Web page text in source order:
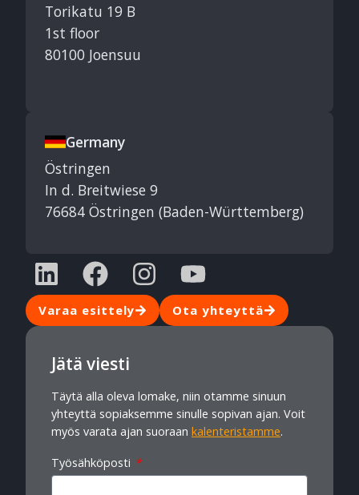
Torikatu 19 B
1st floor
80100 Joensuu
Germany
Östringen
In d. Breitwiese 9
76684 Östringen (Baden-Württemberg)
Varaa esittely Ota yhteyttä
Jätä viesti
Täytä alla oleva lomake, niin otamme sinuun
yhteyttä sopiaksemme sinulle sopivan ajan. Voit
myös varata ajan suoraan kalenteristamme.
Työsähköposti